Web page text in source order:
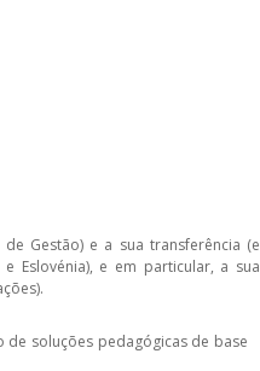
Gestão) e a sua transferência (e
Eslovénia), e em particular, a sua
soluções pedagógicas de base